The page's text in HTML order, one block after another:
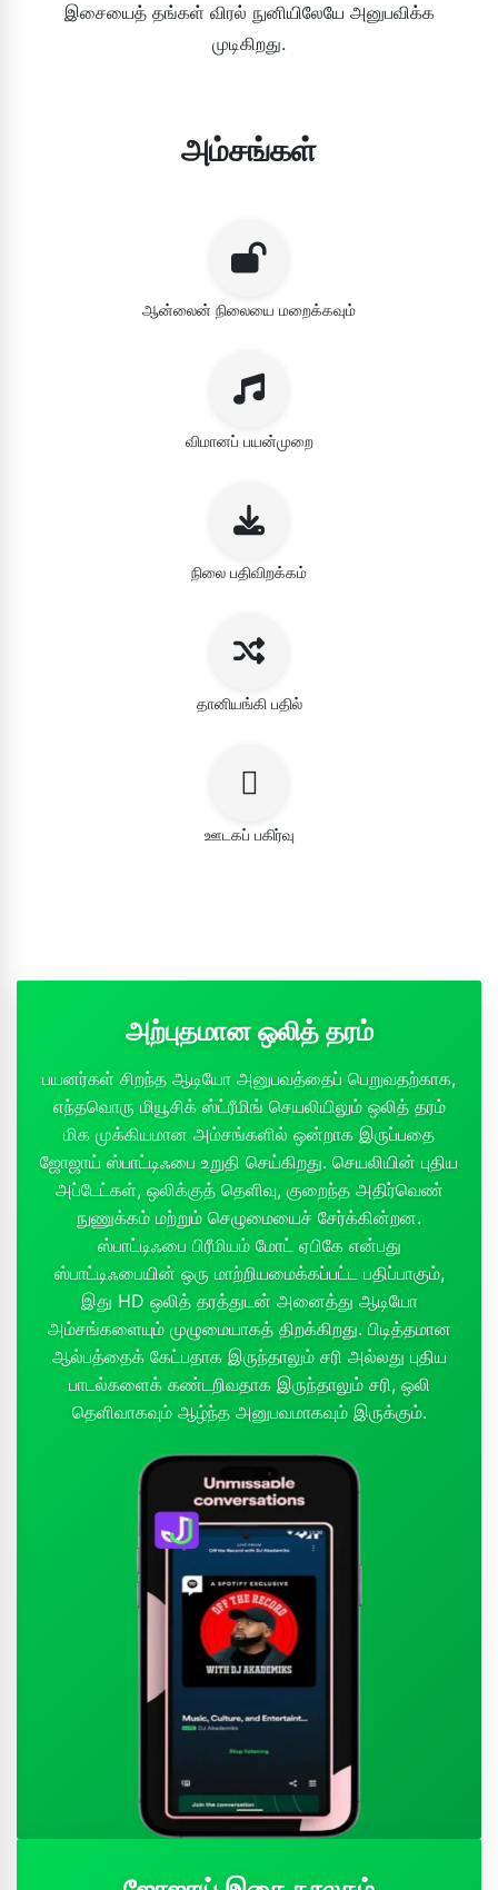
இசையைத் தங்கள் விரல் நுனியிலேயே அனுபவிக்க
முடிகிறது.
அம்சங்கள்
ஆன்லைன் நிலையை மறைக்கவும்
விமானப் பயன்முறை
நிலை பதிவிறக்கம்
தானியங்கி பதில்
ஊடகப் பகிர்வு
அற்புதமான ஒலித் தரம்
பயனர்கள் சிறந்த ஆடியோ அனுபவத்தைப் பெறுவதற்காக,
எந்தவொரு மியூசிக் ஸ்ட்ரீமிங் செயலியிலும் ஒலித் தரம்
மிக முக்கியமான அம்சங்களில் ஒன்றாக இருப்பதை
ஜோஜாய் ஸ்பாட்டிஃபை உறுதி செய்கிறது. செயலியின் புதிய
அப்டேட்கள், ஒலிக்குத் தெளிவு, குறைந்த அதிர்வெண்
நுணுக்கம் மற்றும் செழுமையைச் சேர்க்கின்றன.
ஸ்பாட்டிஃபை பிரீமியம் மோட் ஏபிகே என்பது
ஸ்பாட்டிஃபையின் ஒரு மாற்றியமைக்கப்பட்ட பதிப்பாகும்,
இது HD ஒலித் தரத்துடன் அனைத்து ஆடியோ
அம்சங்களையும் முழுமையாகத் திறக்கிறது. பிடித்தமான
ஆல்பத்தைக் கேட்பதாக இருந்தாலும் சரி அல்லது புதிய
பாடல்களைக் கண்டறிவதாக இருந்தாலும் சரி, ஒலி
தெளிவாகவும் ஆழ்ந்த அனுபவமாகவும் இருக்கும்.